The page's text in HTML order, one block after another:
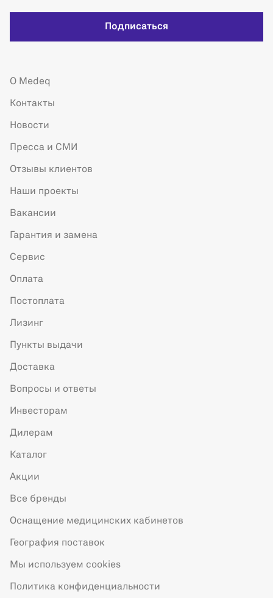
Подписаться
О Medeq
Контакты
Новости
Пресса и СМИ
Отзывы клиентов
Наши проекты
Вакансии
Гарантия и замена
Сервис
Оплата
Постоплата
Лизинг
Пункты выдачи
Доставка
Вопросы и ответы
Инвесторам
Дилерам
Каталог
Акции
Все бренды
Оснащение медицинских кабинетов
География поставок
Мы используем cookies
Политика конфиденциальности